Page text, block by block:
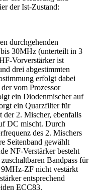
der Ist-Zustand:
durchgehenden
30MHz (unterteilt in 3
Vorverstärker ist
drei abgestimmten
erfolgt dabei
vom Prozessor
ein Diodenmischer auf
ein Quarzfilter für
der 2. Mischer, ebenfalls
DC mischt. Durch
des 2. Mischers
Seitenband gewählt
NF-Verstärker besteht
Bandpass für
ZF nicht vestärkt
entsprechend
ECC83.